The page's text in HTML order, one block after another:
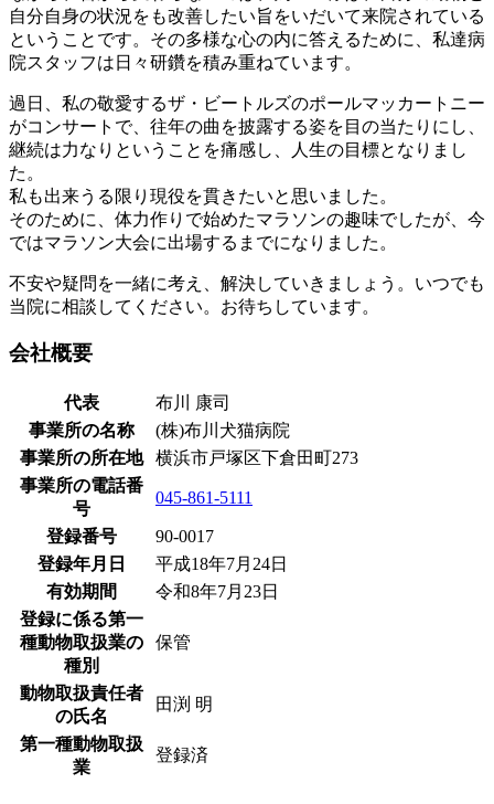
自分自身の状況をも改善したい旨をいだいて来院されている
ということです。その多様な心の内に答えるために、私達病
院スタッフは日々研鑽を積み重ねています。
過日、私の敬愛するザ・ビートルズのポールマッカートニー
がコンサートで、往年の曲を披露する姿を目の当たりにし、
継続は力なりということを痛感し、人生の目標となりまし
た。
私も出来うる限り現役を貫きたいと思いました。
そのために、体力作りで始めたマラソンの趣味でしたが、今
ではマラソン大会に出場するまでになりました。
不安や疑問を一緒に考え、解決していきましょう。いつでも
当院に相談してください。お待ちしています。
会社概要
代表
布川 康司
事業所の名称
(株)布川犬猫病院
事業所の所在地
横浜市戸塚区下倉田町273
事業所の電話番
号
045-861-5111
登録番号
90-0017
登録年月日
平成18年7月24日
有効期間
令和8年7月23日
登録に係る第一
種動物取扱業の
種別
保管
動物取扱責任者
の氏名
田渕 明
第一種動物取扱
業
登録済